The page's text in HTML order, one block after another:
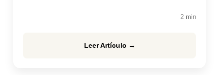
2 min
Leer Artículo →